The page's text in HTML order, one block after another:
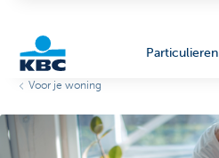
Particulieren
Voor je woning